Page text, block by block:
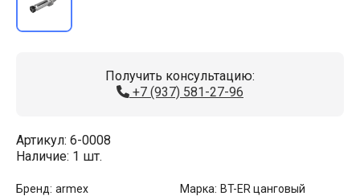
Получить консультацию:
+7 (937) 581-27-96
Артикул: 6-0008
Наличие: 1 шт.
Бренд: armex Марка: BT-ER цанговый